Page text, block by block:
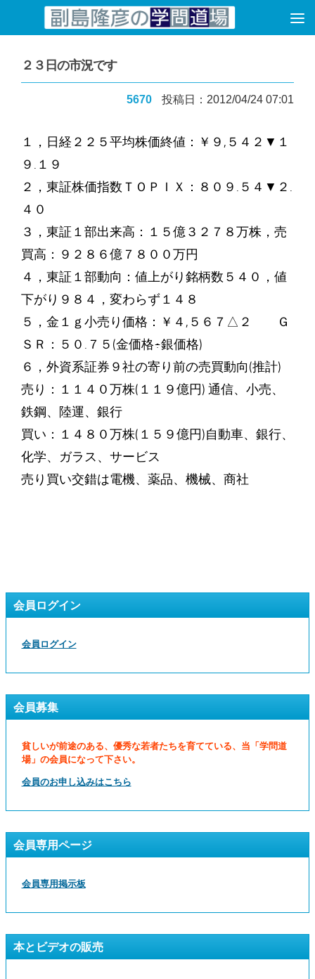
コンテンツへスキップ
２３日の市況です
5670 投稿日：2012/04/24 07:01
１，日経２２５平均株価終値：￥９,５４２▼１
９.１９
２，東証株価指数ＴＯＰＩＸ：８０９.５４▼２.
４０
３，東証１部出来高：１５億３２７８万株，売
買高：９２８６億７８００万円
４，東証１部動向：値上がり銘柄数５４０，値
下がり９８４，変わらず１４８
５，金１ｇ小売り価格：￥４,５６７△２ Ｇ
ＳＲ：５０.７５(金価格÷銀価格)
６，外資系証券９社の寄り前の売買動向(推計)
売り：１１４０万株(１１９億円) 通信、小売、
鉄鋼、陸運、銀行
買い：１４８０万株(１５９億円)自動車、銀行、
化学、ガラス、サービス
売り買い交錯は電機、薬品、機械、商社
会員ログイン
会員ログイン
会員募集
貧しいが前途のある、優秀な若者たちを育てている、当「学問道
場」の会員になって下さい。
会員のお申し込みはこちら
会員専用ページ
会員専用掲示板
本とビデオの販売